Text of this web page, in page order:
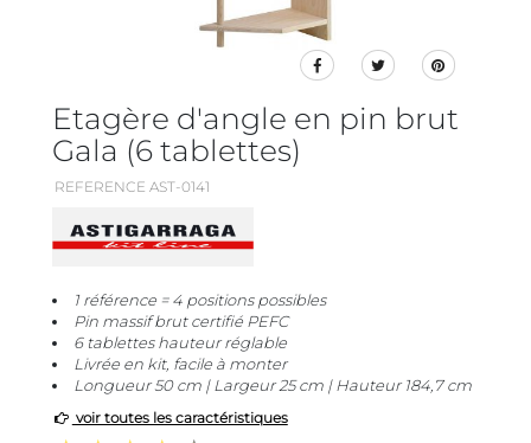
Etagère d'angle en pin brut
Gala (6 tablettes)
REFERENCE AST-0141
1 référence = 4 positions possibles
Pin massif brut certifié PEFC
6 tablettes hauteur réglable
Livrée en kit, facile à monter
Longueur 50 cm | Largeur 25 cm | Hauteur 184,7 cm
voir toutes les caractéristiques